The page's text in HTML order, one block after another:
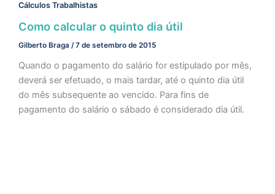
Cálculos Trabalhistas
Como calcular o quinto dia útil
Gilberto Braga /7 de setembro de 2015
Quando o pagamento do salário for estipulado por mês,
deverá ser efetuado, o mais tardar, até o quinto dia útil
do mês subsequente ao vencido. Para fins de
pagamento do salário o sábado é considerado dia útil.